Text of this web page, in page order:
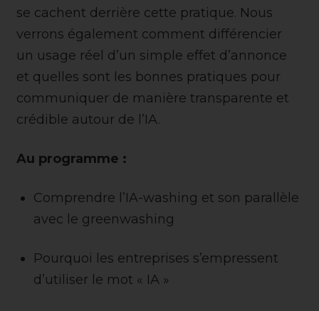
se cachent derrière cette pratique. Nous
verrons également comment différencier
un usage réel d’un simple effet d’annonce
et quelles sont les bonnes pratiques pour
communiquer de manière transparente et
crédible autour de l’IA.
Au programme :
Comprendre l’IA-washing et son parallèle
avec le greenwashing
Pourquoi les entreprises s’empressent
d’utiliser le mot « IA »